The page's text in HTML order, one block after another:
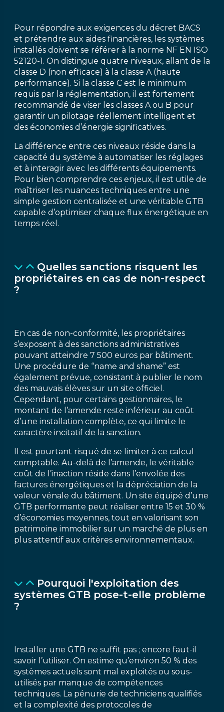
Pour répondre aux exigences du décret BACS
et prétendre aux aides financières, les systèmes
installés doivent se référer à la norme NF EN ISO
52120-1. On distingue quatre niveaux, allant de la
classe D (non efficace) à la classe A (haute
performance). Si la classe C est le minimum
requis par la réglementation, il est fortement
recommandé de viser les classes A ou B pour
garantir un pilotage réellement intelligent et
des économies d’énergie significatives.
La différence entre ces niveaux réside dans la
capacité du système à automatiser les réglages
et à interagir avec les différents équipements.
Pour bien comprendre ces enjeux, il est utile de
maîtriser les nuances techniques entre une
simple gestion centralisée et une véritable GTB
capable d’optimiser chaque flux énergétique en
temps réel.
Quelles sanctions risquent les
propriétaires en cas de non-respect
?
En cas de non-conformité, les propriétaires
s’exposent à des sanctions administratives
pouvant atteindre 7 500 euros par bâtiment.
Une procédure de “name and shame” est
également prévue, consistant à publier le nom
des mauvais élèves sur un site officiel.
Cependant, pour certains gestionnaires, le
montant de l’amende reste inférieur au coût
d’une installation complète, ce qui limite le
caractère incitatif de la sanction.
Il est pourtant risqué de se limiter à ce calcul
comptable. Au-delà de l’amende, le véritable
coût de l’inaction réside dans l’envolée des
factures énergétiques et la dépréciation de la
valeur vénale du bâtiment. Un site équipé d’une
GTB performante peut réaliser entre 15 et 30 %
d’économies moyennes, tout en valorisant son
patrimoine immobilier sur un marché de plus en
plus attentif aux critères environnementaux.
Pourquoi l'exploitation des
systèmes GTB pose-t-elle problème
?
Installer une GTB ne suffit pas ; encore faut-il
savoir l’utiliser. On estime qu’environ 50 % des
systèmes actuels sont mal exploités ou sous-
utilisés par manque de compétences
techniques. La pénurie de techniciens qualifiés
et la complexité des protocoles de